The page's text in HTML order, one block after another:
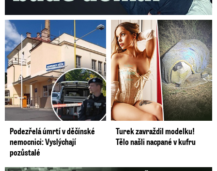
Podezřelá úmrtí v děčínské
nemocnici: Vyslýchají
pozůstalé
Turek zavraždil modelku!
Tělo našli nacpané v kufru